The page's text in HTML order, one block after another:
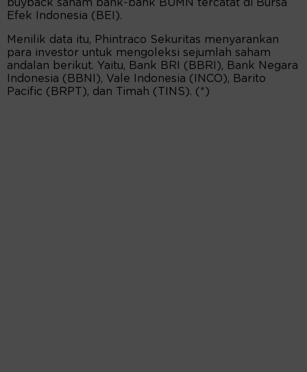
buyback saham bank-bank BUMN tercatat di Bursa
Efek Indonesia (BEI).
Menilik data itu, Phintraco Sekuritas menyarankan
para investor untuk mengoleksi sejumlah saham
andalan berikut. Yaitu, Bank BRI (BBRI), Bank Negara
Indonesia (BBNI), Vale Indonesia (INCO), Barito
Pacific (BRPT), dan Timah (TINS). (*)